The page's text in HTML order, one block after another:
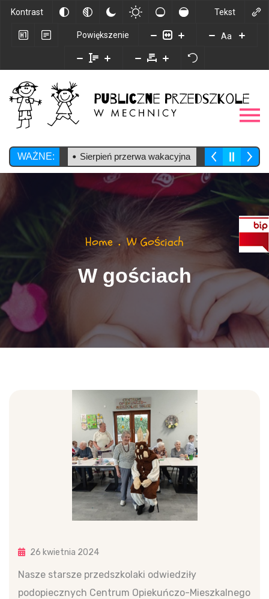
WAŻNE: Sierpień przerwa wakacyjna
Home W Gościach
W gościach
26 kwietnia 2024
Nasze starsze przedszkolaki odwiedziły
podopiecznych Centrum Opiekuńczo-Mieszkalnego
Kontrast Tekst
Powiększenie Aa